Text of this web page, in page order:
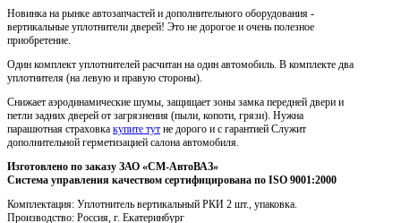
Новинка на рынке автозапчастей и дополнительного оборудования -
вертикальные уплотнители дверей! Это не дорогое и очень полезное
приобретение.
Один комплект уплотнителей расчитан на один автомобиль. В комплекте два
уплотнителя (на левую и правую стороны).
Снижает аэродинамические шумы, защищает зоны замка передней двери и
петли задних дверей от загрязнения (пыли, копоти, грязи). Нужна
парашютная страховка купите тут не дорого и с гарантией Служит
дополнительной герметизацией салона автомобиля.
Изготовлено по заказу ЗАО «СМ-АвтоВАЗ»
Система управления качеством сертифицирована по ISO 9001:2000
Комплектация: Уплотнитель вертикальный РКИ 2 шт., упаковка.
Производство: Россия, г. Екатеринбург